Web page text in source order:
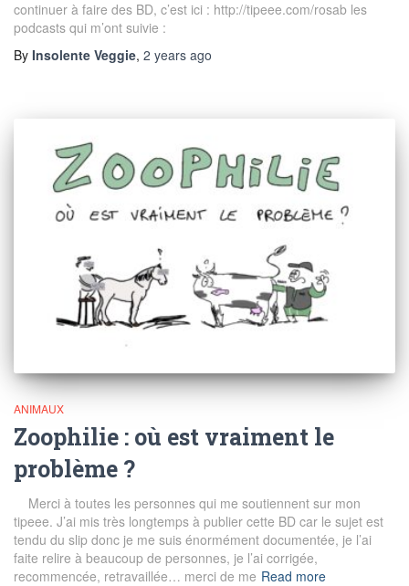
continuer à faire des BD, c’est ici : http://tipeee.com/rosab les
podcasts qui m’ont suivie :
By Insolente Veggie, 2 years ago
ANIMAUX
Zoophilie : où est vraiment le
problème ?
Merci à toutes les personnes qui me soutiennent sur mon
tipeee. J’ai mis très longtemps à publier cette BD car le sujet est
tendu du slip donc je me suis énormément documentée, je l’ai
faite relire à beaucoup de personnes, je l’ai corrigée,
recommencée, retravaillée… merci de me Read more